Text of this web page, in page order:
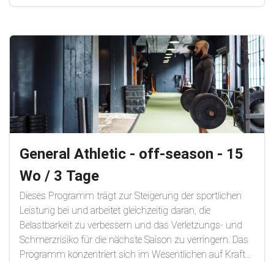
Tests aus dem Neuroathletiktraining gemacht, um auf
Krafttraining vorzuschalten, damit dein Gehirn bessere
Leistungen überhaupt
zulässt.Phasen:Muskelspannung/IsometrieHypertrophie
StrenghtPower
General Athletic - off-season - 15
Wo / 3 Tage
Dieses Programm trägt zur Steigerung der sportlichen
Leistung bei und arbeitet gleichzeitig daran, die
Belastbarkeit zu verbessern und das Verletzungs- und
Schmerzrisiko für die nächste Saison zu verringern. Das
Programm konzentriert sich im Wesentlichen auf Kraft